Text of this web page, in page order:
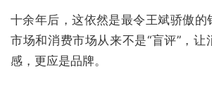
十余年后，这依然是最令王斌骄傲的
市场和消费市场从来不是“盲评”，让
感，更应是品牌。